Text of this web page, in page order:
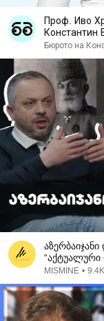
Проф. Иво
Константин
Бюрото на
“აქტუალური
MISMINE •